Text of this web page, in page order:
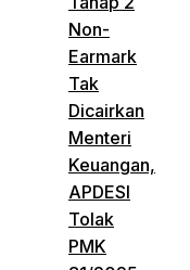
Non-
Earmark
Tak
Dicairkan
Menteri
Keuangan,
APDESI
Tolak
PMK